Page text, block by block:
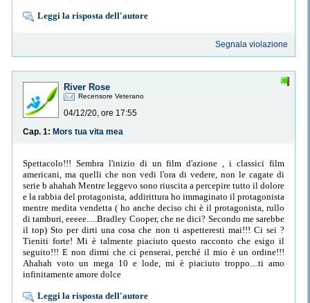
Leggi la risposta dell'autore
Segnala violazione
River Rose
Recensore Veterano
04/12/20, ore 17:55
Cap. 1: Mors tua vita mea
Spettacolo!!! Sembra l'inizio di un film d'azione , i classici film
americani, ma quelli che non vedi l'ora di vedere, non le cagate di
serie b ahahah Mentre leggevo sono riuscita a percepire tutto il dolore
e la rabbia del protagonista, addirittura ho immaginato il protagonista
mentre medita vendetta ( ho anche deciso chi è il protagonista, rullo
di tamburi, eeeee.....Bradley Cooper, che ne dici? Secondo me sarebbe
il top) Sto per dirti una cosa che non ti aspetteresti mai!!! Ci sei ?
Tieniti forte! Mi è talmente piaciuto questo racconto che esigo il
seguito!!! E non dirmi che ci penserai, perché il mio è un ordine!!!
Ahahah voto un mega 10 e lode, mi è piaciuto troppo....ti amo
infinitamente amore dolce
Leggi la risposta dell'autore